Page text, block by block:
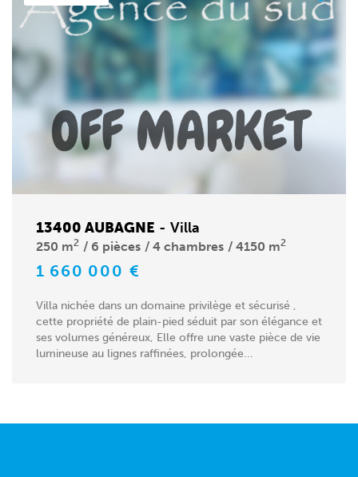
13400 AUBAGNE - Villa
250 m2 6 pièces 4 chambres 4150 m2
1 660 000 €
Villa nichée dans un domaine privilège et sécurisé ,
cette propriété de plain-pied séduit par son élégance et
ses volumes généreux, Elle offre une vaste pièce de vie
lumineuse au lignes raffinées, prolongée...